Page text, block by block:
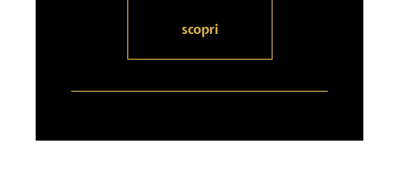
scopri